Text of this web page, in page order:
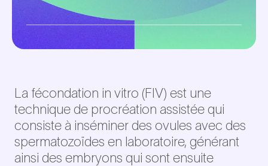
La fécondation in vitro (FIV) est une
technique de procréation assistée qui
consiste à inséminer des ovules avec des
spermatozoïdes en laboratoire, générant
ainsi des embryons qui sont ensuite